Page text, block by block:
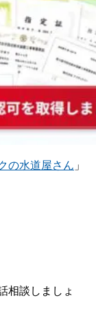
の水道屋さん 」
相談しましょ